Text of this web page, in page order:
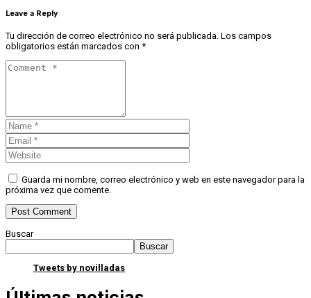
Leave a Reply
Tu dirección de correo electrónico no será publicada. Los campos
obligatorios están marcados con *
Guarda mi nombre, correo electrónico y web en este navegador para la
próxima vez que comente.
Buscar
Buscar
Tweets by novilladas